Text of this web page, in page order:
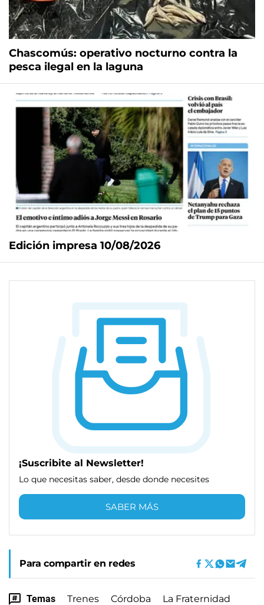
Chascomús: operativo nocturno contra la
pesca ilegal en la laguna
Edición impresa 10/08/2026
¡Suscribite al Newsletter!
Lo que necesitas saber, desde donde necesites
SABER MÁS
Para compartir en redes
Temas Trenes Córdoba
La Fraternidad